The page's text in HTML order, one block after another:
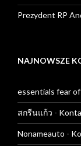
Prezydent RP
NAJNOWSZE
essentials fear
สกรีนแก้ว -
Nonameauto -